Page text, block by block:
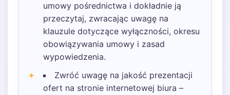
umowy pośrednictwa i dokładnie ją
przeczytaj, zwracając uwagę na
klauzule dotyczące wyłączności, okresu
obowiązywania umowy i zasad
wypowiedzenia.
Zwróć uwagę na jakość prezentacji
ofert na stronie internetowej biura –